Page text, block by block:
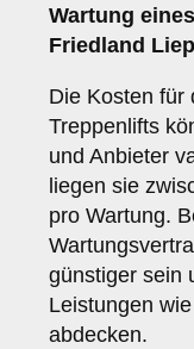
Wartung
Friedland
Die Kosten für
Treppenlifts
und Anbieter
liegen sie
pro Wartung.
günstiger sein
Leistungen
abdecken.